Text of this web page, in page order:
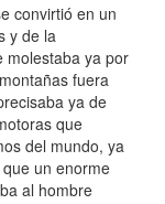
convirtió en un
y de la
molestaba ya por
fuera
ya de
que
del mundo, ya
un enorme
al hombre